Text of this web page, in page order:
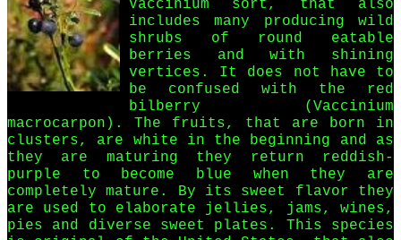
Vaccinium sort, that also
includes many producing wild
shrubs of round eatable
berries and with shining
vertices. It does not have to
be confused with the red
bilberry (Vaccinium
macrocarpon). The fruits, that are born in
clusters, are white in the beginning and as
they are maturing they return reddish-
purple to become blue when they are
completely mature. By its sweet flavor they
are used to elaborate jellies, jams, wines,
pies and diverse sweet plates. This species